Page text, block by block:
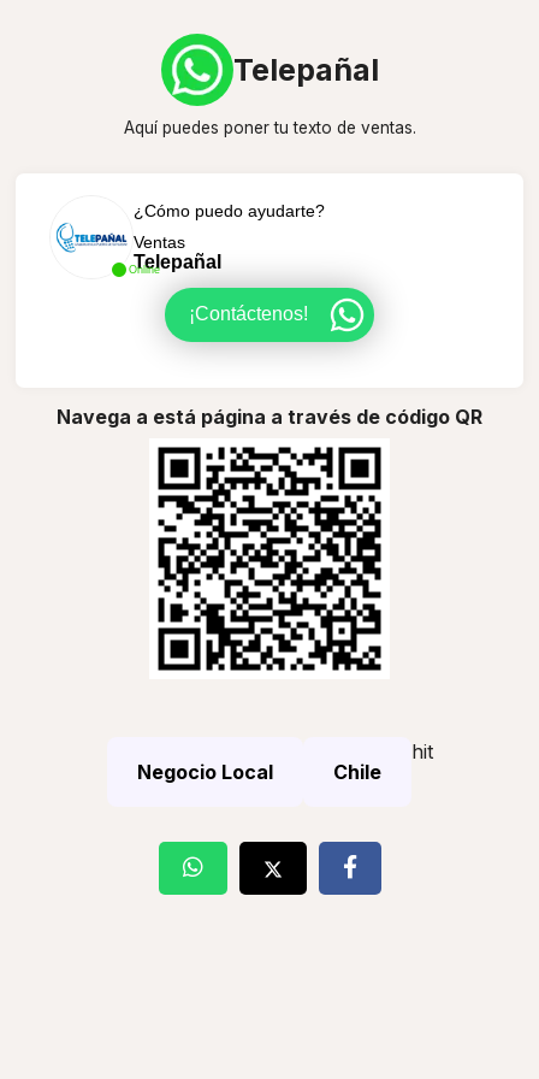
Telepañal
Aquí puedes poner tu texto de ventas.
Online
¿Cómo puedo ayudarte?
Ventas
Telepañal
¡Contáctenos!
Navega a está página a través de código QR
Negocio Local Chile
hit